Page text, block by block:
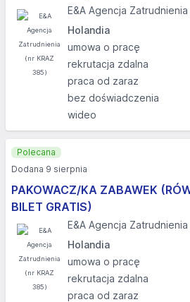
E&A Agencja
Holandia
umowa o pracę
rekrutacja zdalna
praca od zaraz
bez doświadczenia
wideo
PAKOWACZ/KA ZABAWEK
BILET GRATIS)
E&A Agencja
Holandia
umowa o pracę
rekrutacja zdalna
praca od zaraz
Polecana
Dodana 9 sierpnia